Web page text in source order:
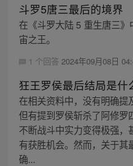
斗罗5唐三最后的境界
在《斗罗大陆 5 重生唐三
宙之王。
1 个回答 2024年09月08日
狂王罗侯最后结局是什
在相关资料中，没有明确提
但有提到罗侯斩杀了阿修罗
不断战斗中实力变得极强
有获胜机会。然而，关于
确...